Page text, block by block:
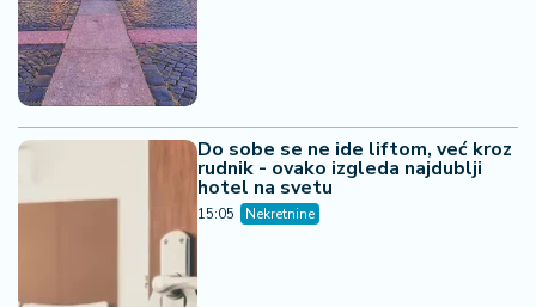
Do sobe se ne ide liftom, već kroz
rudnik - ovako izgleda najdublji
hotel na svetu
15:05 Nekretnine